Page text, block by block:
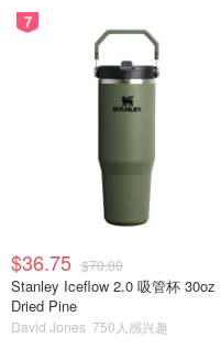
半裙甚至包包上，喜欢的
porter.com，一千出头。
要买，好东西值得等待。
7
$36.75 $70.00
Stanley Iceflow 2.0 吸管杯 30oz
Dried Pine
David Jones 750人感兴趣